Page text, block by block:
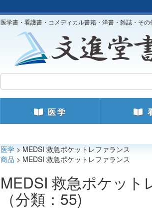
医学書・看護書・コメディカル書籍・洋書・雑誌・そ
医学
医学 > MEDSI 救急ポケットレファ
商品 > MEDSI 救急ポケットレファ
MEDSI 救急
（分類：55)